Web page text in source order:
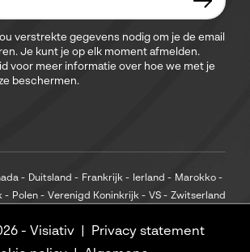
verstrekte gegevens nodig om je de email
Je kunt je op elk moment afmelden.
voor meer informatie over hoe we met je
beschermen.
Duitsland Frankrijk Ierland
Marokko
Polen Verenigd Koninkrijk VS Zwitserland
- Visiativ
Privacy statement